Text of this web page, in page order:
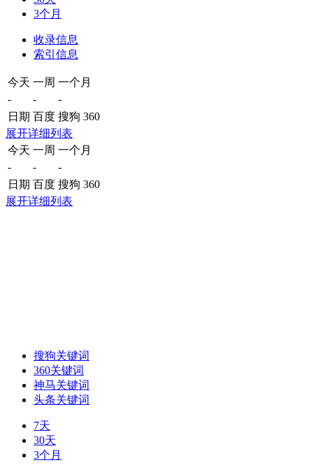
3个月
收录信息
索引信息
今天 一周 一个月
-
-
-
日期 百度 搜狗 360
展开详细列表
今天 一周 一个月
-
-
-
日期 百度 搜狗 360
展开详细列表
搜狗关键词
360关键词
神马关键词
头条关键词
7天
30天
3个月